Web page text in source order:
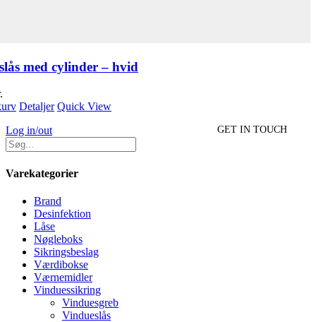
med cylinder – hvid
Detaljer Quick View
Log in/out
Varekategorier
Brand
Desinfektion
Låse
Nøgleboks
Sikringsbeslag
Værdibokse
Værnemidler
Vinduessikring
Vinduesgreb
Vindueslås
GET IN TOUCH